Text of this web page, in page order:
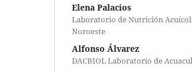
Elena Palacios
Laboratorio de Nutrición
Noroeste
Alfonso Álvarez
DACBIOL Laboratorio de